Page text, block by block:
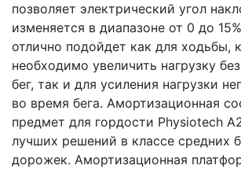
позволяет электрический угол
изменяется в диапазоне от 0 до
отлично подойдет как для ходьбы,
необходимо увеличить нагрузку
бег, так и для усиления нагрузки
во время бега. Амортизационная
предмет для гордости Physiotech
лучших решений в классе средних
дорожек. Амортизационная